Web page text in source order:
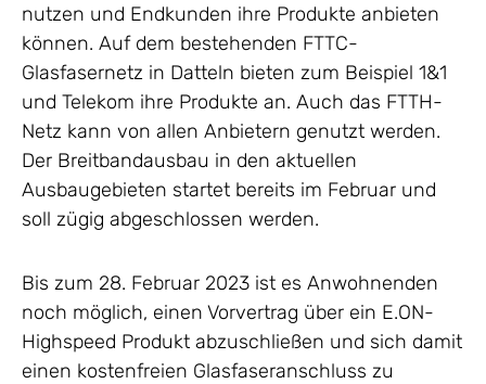
nutzen und Endkunden ihre Produkte anbieten
können. Auf dem bestehenden FTTC-
Glasfasernetz in Datteln bieten zum Beispiel 1&1
und Telekom ihre Produkte an. Auch das FTTH-
Netz kann von allen Anbietern genutzt werden.
Der Breitbandausbau in den aktuellen
Ausbaugebieten startet bereits im Februar und
soll zügig abgeschlossen werden.
Bis zum 28. Februar 2023 ist es Anwohnenden
noch möglich, einen Vorvertrag über ein E.ON-
Highspeed Produkt abzuschließen und sich damit
einen kostenfreien Glasfaseranschluss zu